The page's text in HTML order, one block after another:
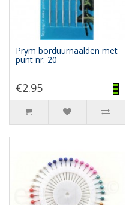
Prym borduurnaalden met
punt nr. 20
€2.95